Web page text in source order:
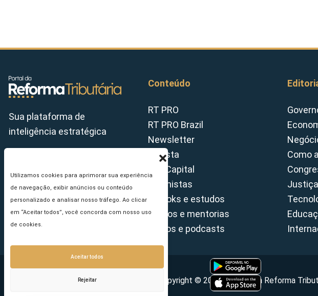
Utilizamos cookies para aprimorar sua experiência
de navegação, exibir anúncios ou conteúdo
personalizado e analisar nosso tráfego. Ao clicar
em “Aceitar todos”, você concorda com nosso uso
de cookies.
Aceitar todos
Rejeitar
Sua plataforma de
inteligência estratégica
Conteúdo
RT PRO
RT PRO Brazil
Newsletter
Revista
Tax Capital
Colunistas
E-books e estudos
Cursos e mentorias
Vídeos e podcasts
Como
Justiça
Copyright © 2026 - Portal da Reforma